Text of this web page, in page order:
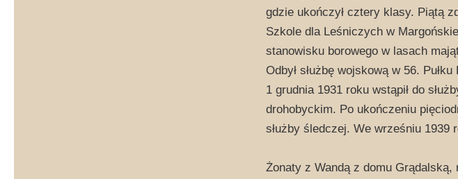
gdzie ukończył cztery klasy. Piątą
Szkole dla Leśniczych w
stanowisku borowego w lasach
Odbył służbę wojskową w 56. Pułku
1 grudnia 1931 roku wstąpił do
drohobyckim. Po ukończeniu
służby śledczej. We wrześniu 1939
Żonaty z Wandą z domu